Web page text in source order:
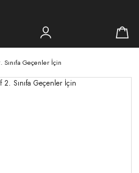
Sınıfa Geçenler İçin